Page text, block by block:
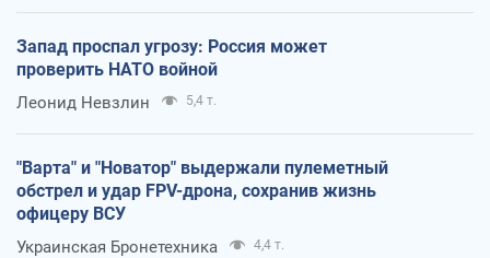
Запад проспал угрозу: Россия может
проверить НАТО войной
Леонид Невзлин 5,4 т.
"Варта" и "Новатор" выдержали пулеметный
обстрел и удар FPV-дрона, сохранив жизнь
офицеру ВСУ
Украинская Бронетехника 4,4 т.